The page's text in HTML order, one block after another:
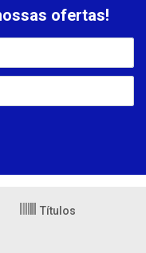
ofertas!
Títulos